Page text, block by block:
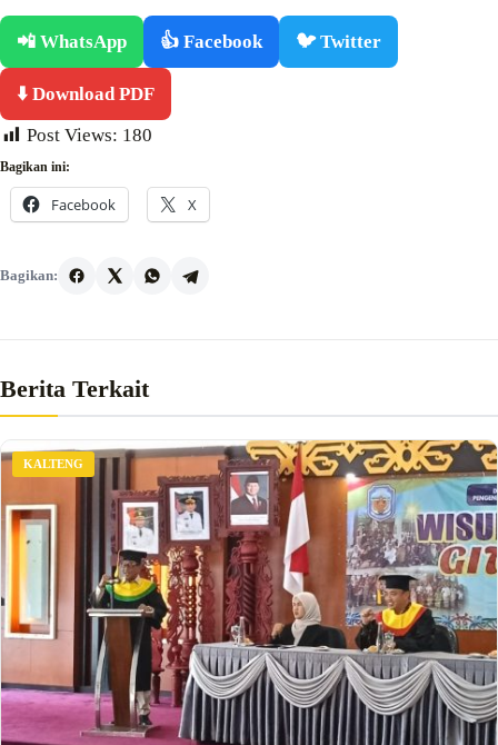
📲 WhatsApp 👍 Facebook 🐦 Twitter
⬇️ Download PDF
Post Views: 180
Bagikan ini:
Facebook X
Bagikan:
Berita Terkait
KALTENG